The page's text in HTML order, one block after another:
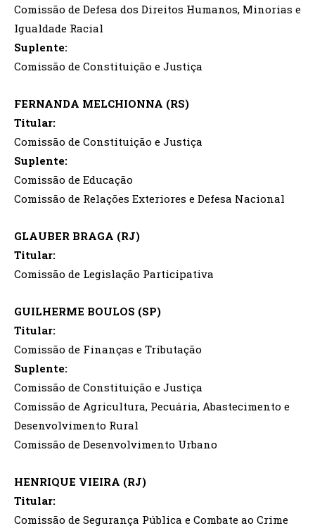
Comissão de Defesa dos Direitos Humanos, Minorias e
Igualdade Racial
Suplente:
Comissão de Constituição e Justiça
FERNANDA MELCHIONNA (RS)
Titular:
Comissão de Constituição e Justiça
Suplente:
Comissão de Educação
Comissão de Relações Exteriores e Defesa Nacional
GLAUBER BRAGA (RJ)
Titular:
Comissão de Legislação Participativa
GUILHERME BOULOS (SP)
Titular:
Comissão de Finanças e Tributação
Suplente:
Comissão de Constituição e Justiça
Comissão de Agricultura, Pecuária, Abastecimento e
Desenvolvimento Rural
Comissão de Desenvolvimento Urbano
HENRIQUE VIEIRA (RJ)
Titular:
Comissão de Segurança Pública e Combate ao Crime